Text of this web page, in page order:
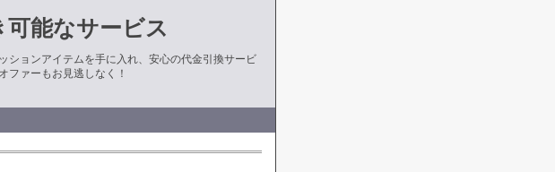
能なサービス
ションアイテムを手に入れ、安心の代金引換サービ
ファーもお見逃しなく！